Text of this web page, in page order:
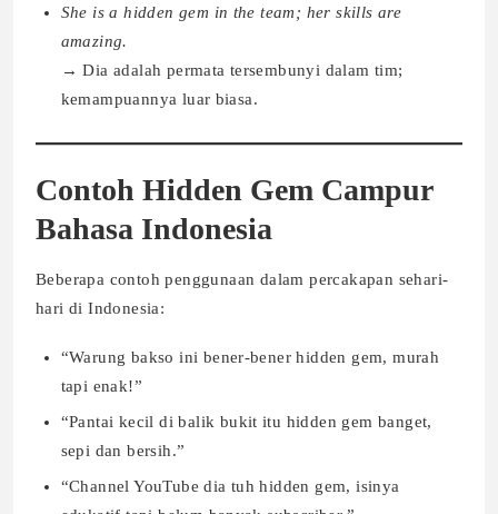
She is a hidden gem in the team; her skills are
amazing.
→ Dia adalah permata tersembunyi dalam tim;
kemampuannya luar biasa.
Contoh Hidden Gem Campur
Bahasa Indonesia
Beberapa contoh penggunaan dalam percakapan sehari-
hari di Indonesia:
“Warung bakso ini bener-bener hidden gem, murah
tapi enak!”
“Pantai kecil di balik bukit itu hidden gem banget,
sepi dan bersih.”
“Channel YouTube dia tuh hidden gem, isinya